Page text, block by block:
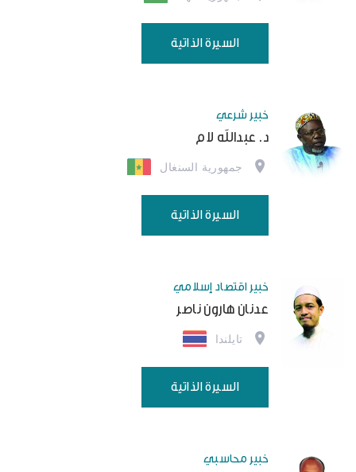
السيرة الذاتية
خبير شرعي
د. عبدالله لام
جمهورية السنغال
السيرة الذاتية
خبير اقتصاد إسلامي
عدنان هارون ناصر
تايلندا
السيرة الذاتية
خبير محاسبي